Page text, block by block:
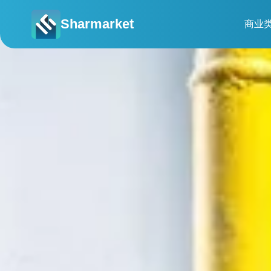
Sharmarket 商业